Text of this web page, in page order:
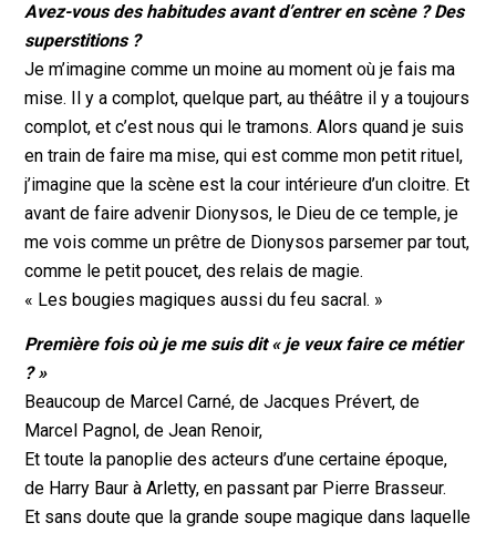
Avez-vous des habitudes avant d’entrer en scène ? Des
superstitions ?
Je m’imagine comme un moine au moment où je fais ma
mise. Il y a complot, quelque part, au théâtre il y a toujours
complot, et c’est nous qui le tramons. Alors quand je suis
en train de faire ma mise, qui est comme mon petit rituel,
j’imagine que la scène est la cour intérieure d’un cloitre. Et
avant de faire advenir Dionysos, le Dieu de ce temple, je
me vois comme un prêtre de Dionysos parsemer par tout,
comme le petit poucet, des relais de magie.
« Les bougies magiques aussi du feu sacral. »
Première fois où je me suis dit « je veux faire ce métier
? »
Beaucoup de Marcel Carné, de Jacques Prévert, de
Marcel Pagnol, de Jean Renoir,
Et toute la panoplie des acteurs d’une certaine époque,
de Harry Baur à Arletty, en passant par Pierre Brasseur.
Et sans doute que la grande soupe magique dans laquelle